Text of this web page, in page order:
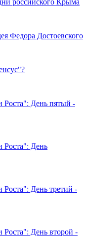
российского Крыма
Федора Достоевского
Роста": День пятый -
Роста": День
День третий -
День второй -